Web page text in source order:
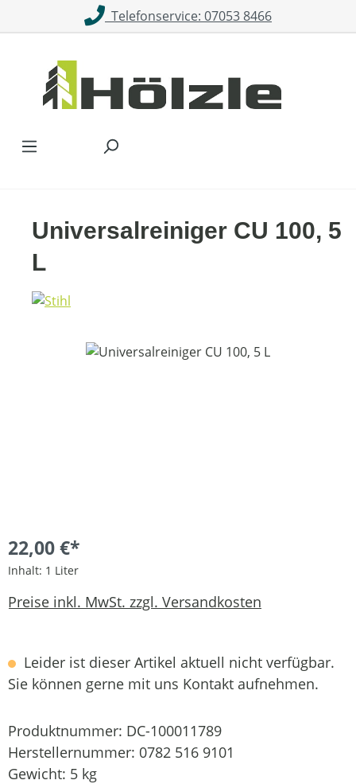
Zum Hauptinhalt springenTelefonservice: 07053 8466
Universalreiniger CU 100, 5
L
Bildergalerie überspringen
22,00 €*
Inhalt: 1 Liter
Preise inkl. MwSt. zzgl. Versandkosten
Leider ist dieser Artikel aktuell nicht verfügbar.
Sie können gerne mit uns Kontakt aufnehmen.
Produktnummer: DC-100011789
Herstellernummer: 0782 516 9101
Gewicht: 5 kg